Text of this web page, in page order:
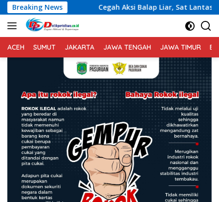
Langsung
ke
konten
Breaking News
Cegah Aksi Balap Liar, Sat Lantas Polres Karangasem
ACEH SUMUT JAKARTA JAWA TENGAH JAWA TIMUR